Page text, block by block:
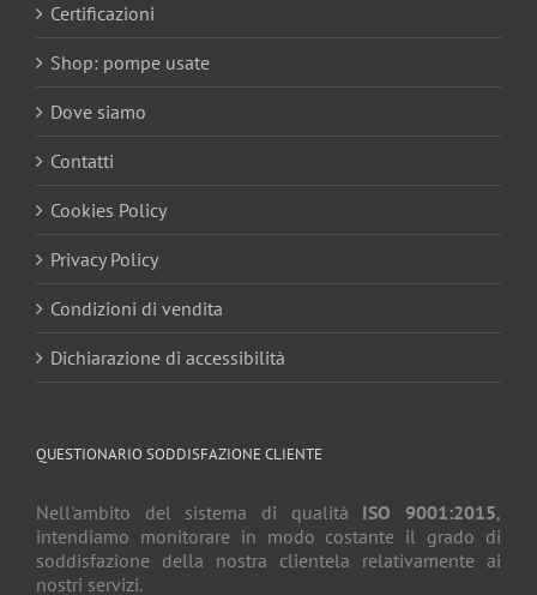
Certificazioni
Shop: pompe usate
Dove siamo
Contatti
Cookies Policy
Privacy Policy
Condizioni di vendita
Dichiarazione di accessibilità
QUESTIONARIO SODDISFAZIONE CLIENTE
Nell'ambito del sistema di qualità ISO 9001:2015,
intendiamo monitorare in modo costante il grado di
soddisfazione della nostra clientela relativamente ai
nostri servizi.